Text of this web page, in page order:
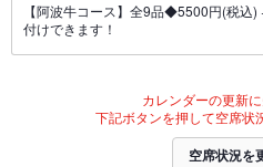
【阿波牛コース】全9品◆5500円(税込
付けできます！
カレンダーの更新に
下記ボタンを押して空席状
空席状況を